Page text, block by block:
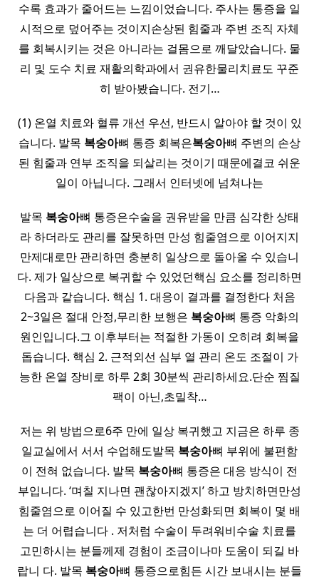
수록 효과가 줄어드는 느낌이었습니다. 주사는 통증을 일
시적으로 덮어주는 것이지손상된 힘줄과 주변 조직 자체
를 회복시키는 것은 아니라는 걸몸으로 깨달았습니다. 물
리 및 도수 치료 재활의학과에서 권유한물리치료도 꾸준
히 받아봤습니다. 전기…
(1) 온열 치료와 혈류 개선 우선, 반드시 알아야 할 것이 있
습니다. 발목 복숭아뼈 통증 회복은복숭아뼈 주변의 손상
된 힘줄과 연부 조직을 되살리는 것이기 때문에결코 쉬운
일이 아닙니다. 그래서 인터넷에 넘쳐나는
발목 복숭아뼈 통증은수술을 권유받을 만큼 심각한 상태
라 하더라도 관리를 잘못하면 만성 힘줄염으로 이어지지
만제대로만 관리하면 충분히 일상으로 돌아올 수 있습니
다. 제가 일상으로 복귀할 수 있었던핵심 요소를 정리하면
다음과 같습니다. 핵심 1. 대응이 결과를 결정한다 처음
2~3일은 절대 안정,무리한 보행은 복숭아뼈 통증 악화의
원인입니다.그 이후부터는 적절한 가동이 오히려 회복을
돕습니다. 핵심 2. 근적외선 심부 열 관리 온도 조절이 가
능한 온열 장비로 하루 2회 30분씩 관리하세요.단순 찜질
팩이 아닌,초밀착…
저는 위 방법으로6주 만에 일상 복귀했고 지금은 하루 종
일교실에서 서서 수업해도발목 복숭아뼈 부위에 불편함
이 전혀 없습니다. 발목 복숭아뼈 통증은 대응 방식이 전
부입니다. ‘며칠 지나면 괜찮아지겠지’ 하고 방치하면만성
힘줄염으로 이어질 수 있고한번 만성화되면 회복이 몇 배
는 더 어렵습니다 . 저처럼 수술이 두려워비수술 치료를
고민하시는 분들께제 경험이 조금이나마 도움이 되길 바
랍니 다. 발목 복숭아뼈 통증으로힘든 시간 보내시는 분들